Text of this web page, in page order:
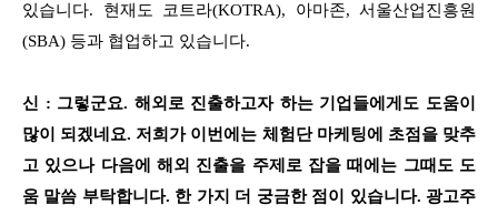
있습니다. 현재도 코트라(KOTRA), 아마존, 서울산업진흥원
(SBA) 등과 협업하고 있습니다.
신 : 그렇군요. 해외로 진출하고자 하는 기업들에게도 도움이
많이 되겠네요. 저희가 이번에는 체험단 마케팅에 초점을 맞추
고 있으나 다음에 해외 진출을 주제로 잡을 때에는 그때도 도
움 말씀 부탁합니다. 한 가지 더 궁금한 점이 있습니다. 광고주